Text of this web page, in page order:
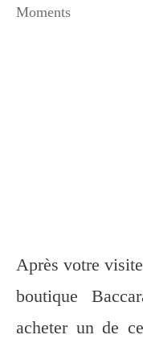
Moments
Après votre
boutique
acheter un de